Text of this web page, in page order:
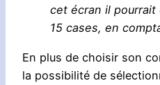
cet écran il pourrait
15 cases, en
En plus de choisir son
la possibilité de